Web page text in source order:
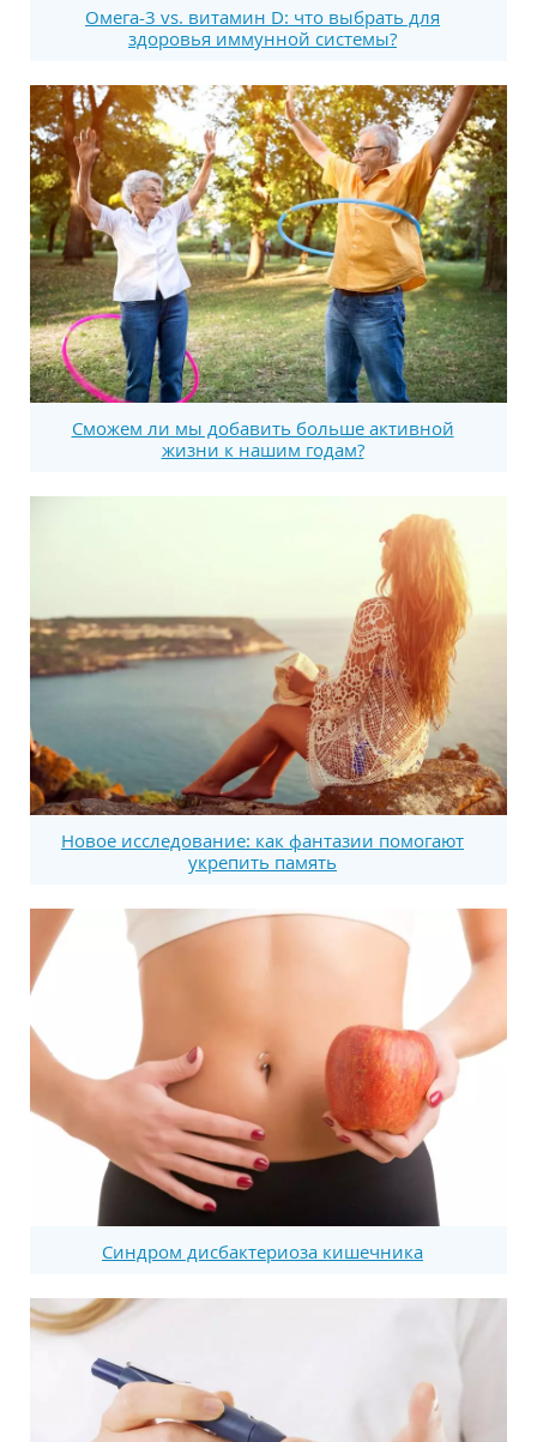
Омега-3 vs. витамин D: что выбрать для
здоровья иммунной системы?
Сможем ли мы добавить больше активной
жизни к нашим годам?
Новое исследование: как фантазии помогают
укрепить память
Синдром дисбактериоза кишечника